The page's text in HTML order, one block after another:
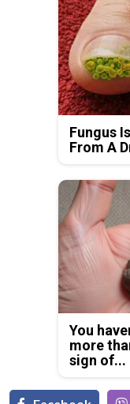
Fungus
From A
You
more
sign of...